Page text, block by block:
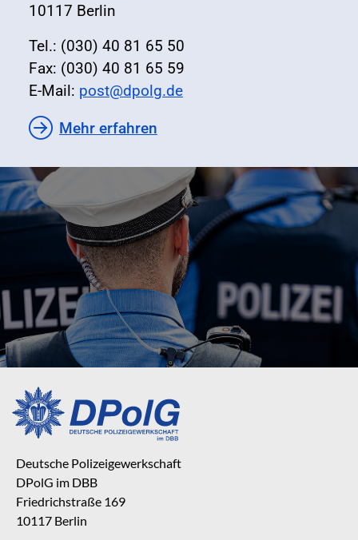
10117 Berlin
Tel.: (030) 40 81 65 50
Fax: (030) 40 81 65 59
E-Mail: post@dpolg.de
Mehr erfahren
Deutsche Polizeigewerkschaft
DPolG im DBB
Friedrichstraße 169
10117 Berlin